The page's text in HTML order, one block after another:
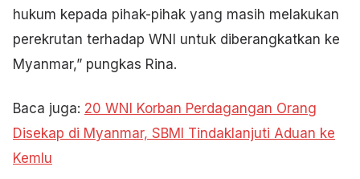
hukum kepada pihak-pihak yang masih melakukan
perekrutan terhadap WNI untuk diberangkatkan ke
Myanmar,” pungkas Rina.
Baca juga: 20 WNI Korban Perdagangan Orang
Disekap di Myanmar, SBMI Tindaklanjuti Aduan ke
Kemlu